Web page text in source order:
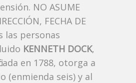
NO ASUME
FECHA DE
las personas
KENNETH DOCK,
en 1788, otorga a
(enmienda seis) y al